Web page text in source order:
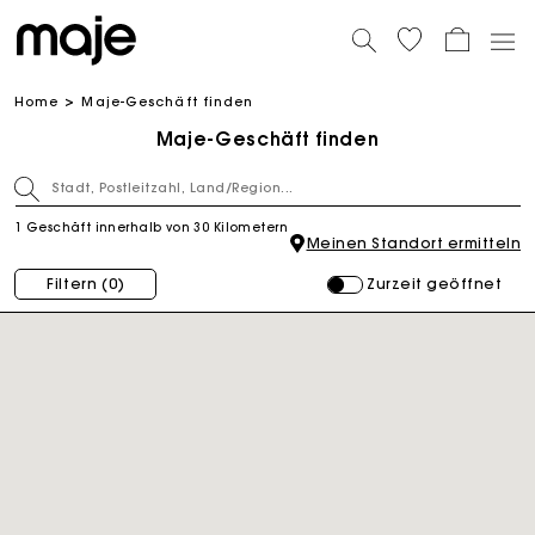
Home Maje-Geschäft finden
Maje-Geschäft finden
1 Geschäft innerhalb von 30 Kilometern
Meinen Standort ermitteln
Filtern(0) Zurzeit geöffnet